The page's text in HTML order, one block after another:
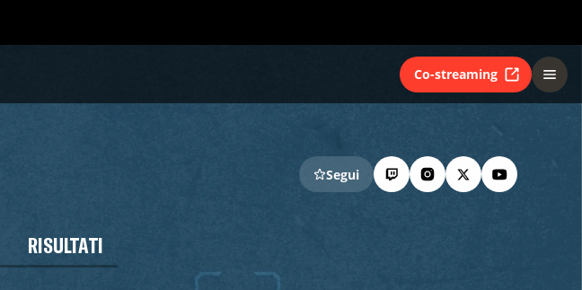
Co-streaming
Segui
RISULTATI